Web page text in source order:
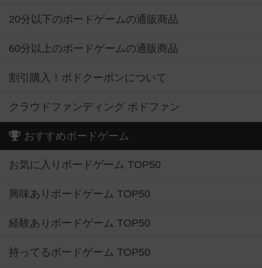
20分以下のボードゲームの通販商品
60分以上のボードゲームの通販商品
割引購入！ボドクーポンについて
クラウドファンディング ボドファン
おすすめボードゲーム
お気に入りボードゲーム TOP50
興味ありボードゲーム TOP50
経験ありボードゲーム TOP50
持ってるボードゲーム TOP50